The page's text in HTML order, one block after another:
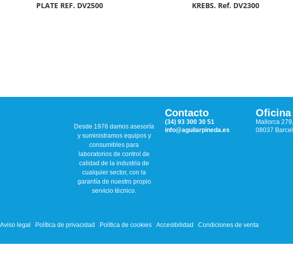
PLATE REF. DV2500
KREBS. Ref. DV2300
Desde 1976 damos asesoría
y suministramos equipos y
consumibles para
laboratorios de control de
calidad de la industria de
cualquier sector, con la
garantía de nuestro propio
servicio técnico.
Contacto
(34) 93 300 30 51
info@aguilarpineda.es
Oficina
Mallorca
08037
Aviso legal Política de privacidad Política de cookies Accesibilidad Condiciones de venta